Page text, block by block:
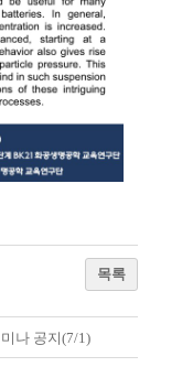
목록
나 공지(7/1)